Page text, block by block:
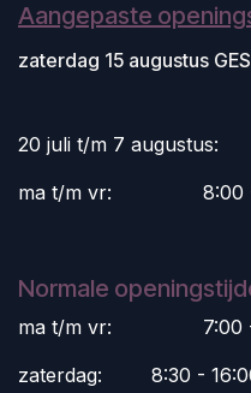
Aangepaste
zaterdag 15 augustus
20 juli t/m 7 augustus:
ma t/m vr:
​8:00
Normale
ma t/m vr:
​7:00
zaterdag:
​8:30 -